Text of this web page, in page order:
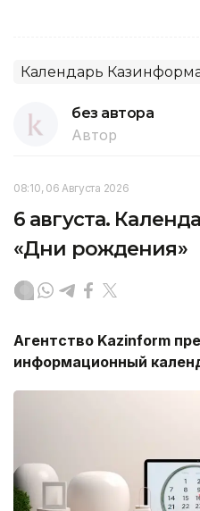
Календарь
без автора
Автор
08:10, 06 Августа 2026
6 августа.
«Дни рождения»
Агентство Kazinform
информационный